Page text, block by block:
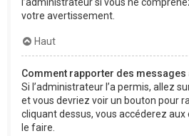
votre avertissement.
Haut
Comment rapporter des messages
Si l’administrateur l’a permis, allez
et vous devriez voir un bouton pour
cliquant dessus, vous accéderez
le faire.